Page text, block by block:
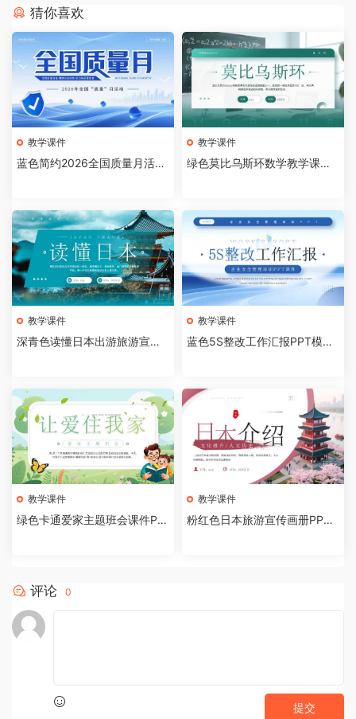
猜你喜欢
教学课件
蓝色简约2026全国质量月活动
教学课件
绿色莫比乌斯环数学教学课件P
教学课件
深青色读懂日本出游旅游宣传
教学课件
蓝色5S整改工作汇报PPT模板
教学课件
绿色卡通爱家主题班会课件PP
教学课件
粉红色日本旅游宣传画册PPT
评论 0
提交